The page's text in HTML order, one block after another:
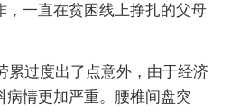
，一直在贫困线上挣扎的父母
累过度出了点意外，由于经济
病情更加严重。腰椎间盘突